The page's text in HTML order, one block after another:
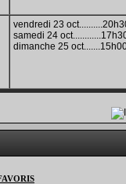
vendredi 23
samedi 24
dimanche 25